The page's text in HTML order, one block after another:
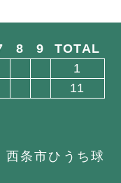
8 9
TOTAL
1
11
条市ひうち球